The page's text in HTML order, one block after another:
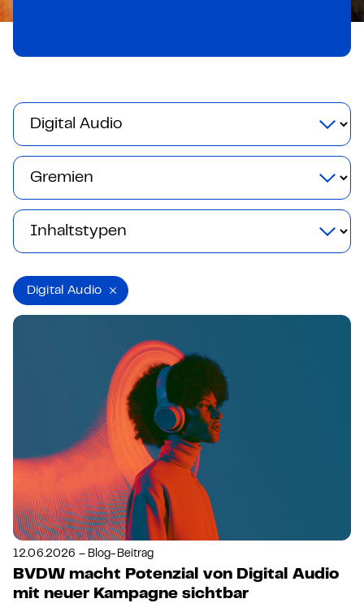
Digital Audio
12.06.2026 – Blog-Beitrag
BVDW macht Potenzial von Digital Audio
mit neuer Kampagne sichtbar